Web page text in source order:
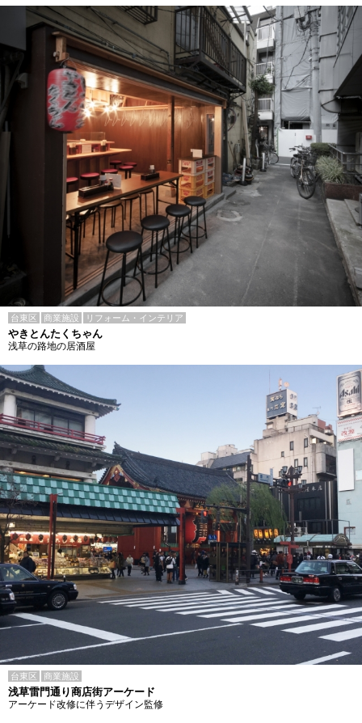
台東区 商業施設 リフォーム・インテリア
やきとんたくちゃん
浅草の路地の居酒屋
台東区 商業施設
浅草雷門通り商店街アーケード
アーケード改修に伴うデザイン監修